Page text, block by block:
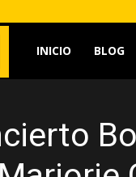
www.caballo.tv
INICIO BLOG